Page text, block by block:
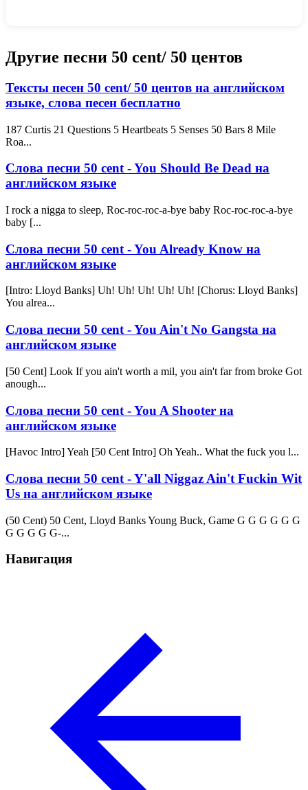
Другие песни 50 cent/ 50 центов
Тексты песен 50 cent/ 50 центов на английском
языке, слова песен бесплатно
187 Curtis 21 Questions 5 Heartbeats 5 Senses 50 Bars 8 Mile
Roa...
Слова песни 50 cent - You Should Be Dead на
английском языке
I rock a nigga to sleep, Roc-roc-roc-a-bye baby Roc-roc-roc-a-bye
baby [...
Слова песни 50 cent - You Already Know на
английском языке
[Intro: Lloyd Banks] Uh! Uh! Uh! Uh! Uh! [Chorus: Lloyd Banks]
You alrea...
Слова песни 50 cent - You Ain't No Gangsta на
английском языке
[50 Cent] Look If you ain't worth a mil, you ain't far from broke Got
anough...
Слова песни 50 cent - You A Shooter на
английском языке
[Havoc Intro] Yeah [50 Cent Intro] Oh Yeah.. What the fuck you l...
Слова песни 50 cent - Y'all Niggaz Ain't Fuckin Wit
Us на английском языке
(50 Cent) 50 Cent, Lloyd Banks Young Buck, Game G G G G G G
G G G G G-...
Навигация